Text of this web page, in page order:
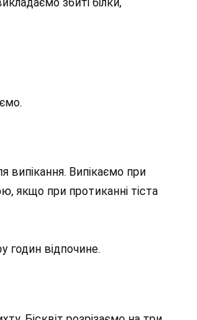
випікання. Випікаємо при
якщо при протиканні тіста
годин відпочине.